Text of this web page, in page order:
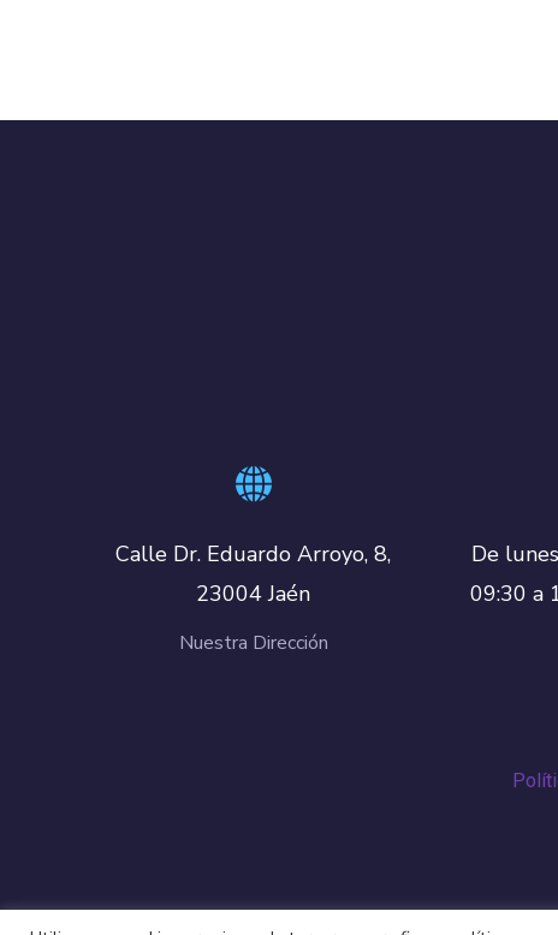
Calle Dr. Eduardo Arroyo, 8,
23004 Jaén
Nuestra Dirección
De
09:30 a